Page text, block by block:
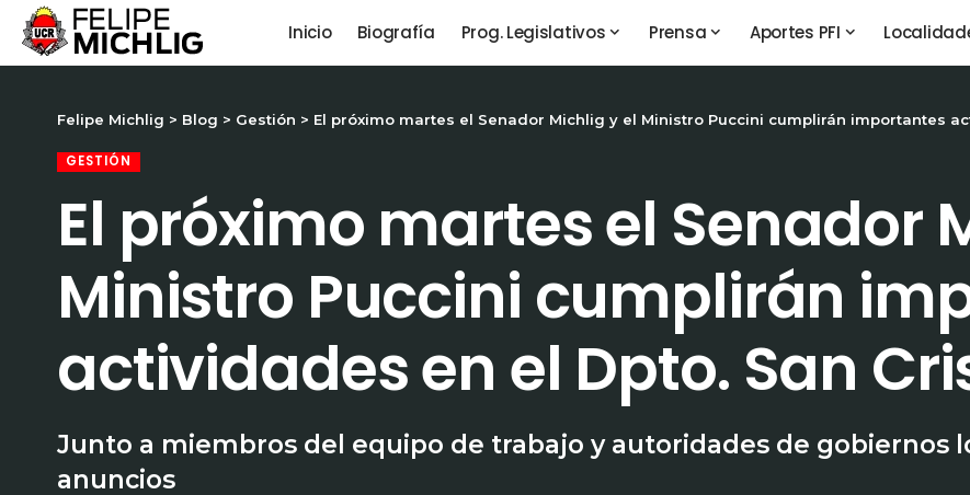
Inicio Biografía Prog. Legislativos Prensa Aportes PFI
Felipe Michlig > Blog > Gestión > El próximo martes el Senador Michlig y el Ministro Puccini cumplirán importantes
GESTIÓN
El próximo martes el Senador
Ministro Puccini cumplirán
actividades en el Dpto. San
Junto a miembros del equipo de trabajo y autoridades de gobiernos
anuncios